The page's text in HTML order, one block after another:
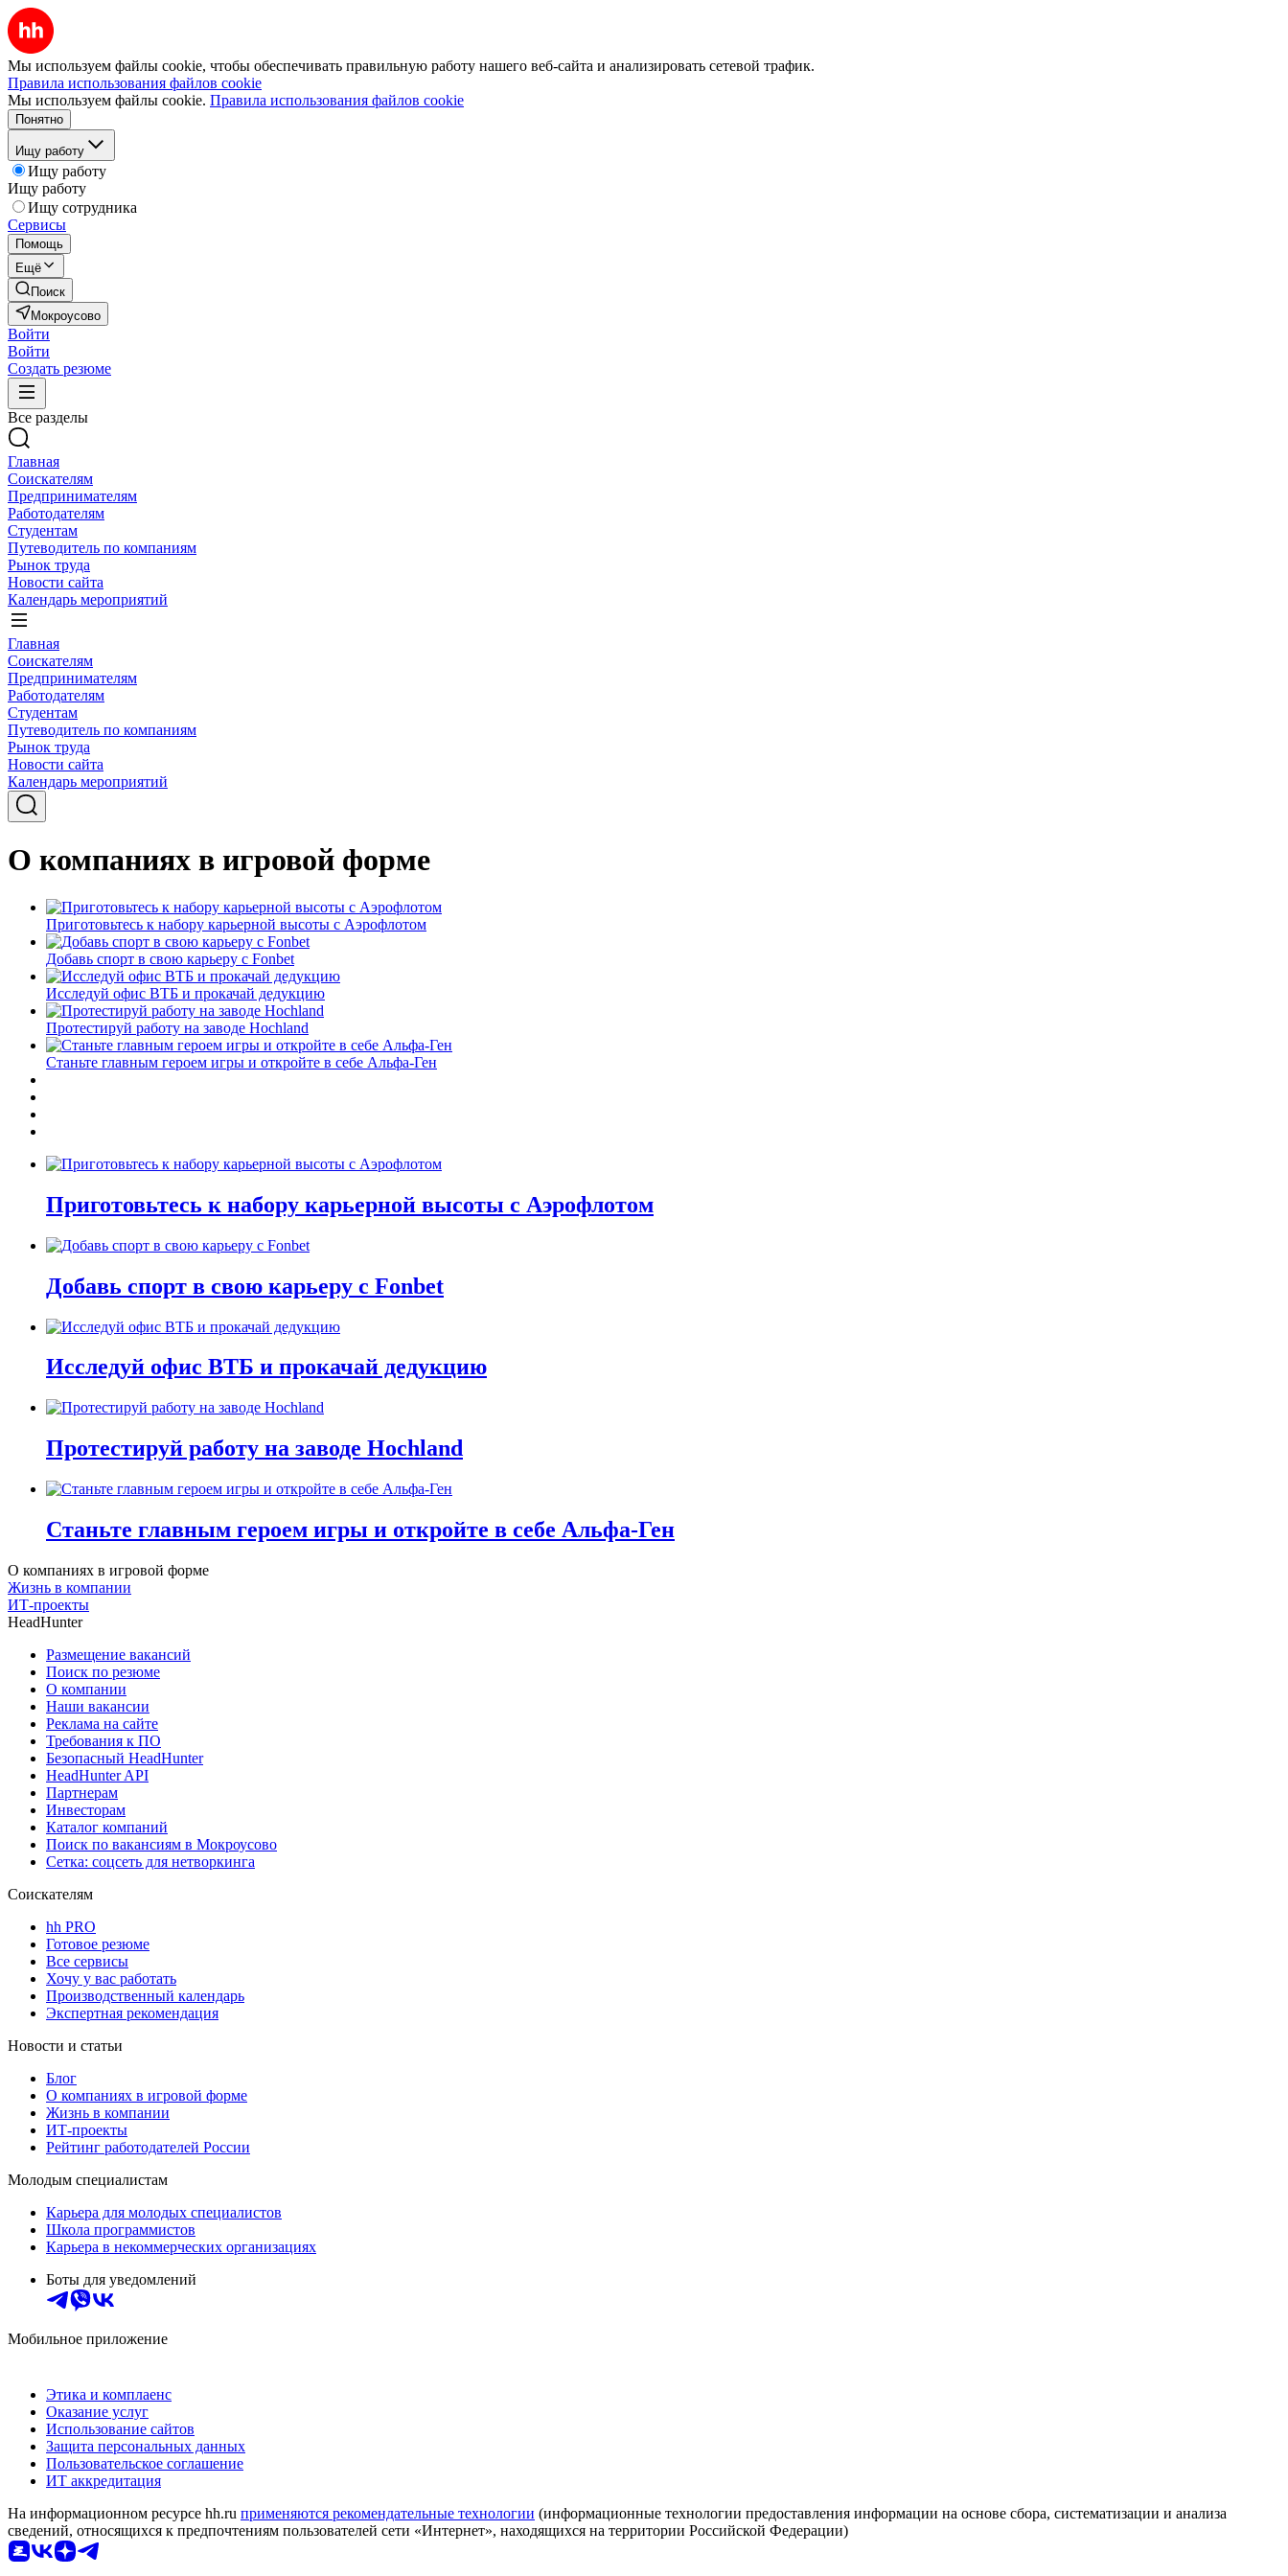
Мы используем файлы cookie, чтобы обеспечивать правильную работу нашего веб-сайта и анализировать сетевой трафик.
Правила использования файлов cookie
Мы используем файлы cookie. Правила использования файлов cookie
Понятно
Ищу работу
Ищу работу
Ищу работу
Ищу сотрудника
Сервисы
Помощь
Ещё
Поиск
Мокроусово
Войти
Войти
Создать резюме
Все разделы
Главная
Соискателям
Предпринимателям
Работодателям
Студентам
Путеводитель по компаниям
Рынок труда
Новости сайта
Календарь мероприятий
Главная
Соискателям
Предпринимателям
Работодателям
Студентам
Путеводитель по компаниям
Рынок труда
Новости сайта
Календарь мероприятий
О компаниях в игровой форме
Приготовьтесь к набору карьерной высоты с Аэрофлотом
Добавь спорт в свою карьеру с Fonbet
Исследуй офис ВТБ и прокачай дедукцию
Протестируй работу на заводе Hochland
Станьте главным героем игры и откройте в себе Альфа-Ген
Приготовьтесь к набору карьерной высоты с Аэрофлотом
Добавь спорт в свою карьеру с Fonbet
Исследуй офис ВТБ и прокачай дедукцию
Протестируй работу на заводе Hochland
Станьте главным героем игры и откройте в себе Альфа-Ген
О компаниях в игровой форме
Жизнь в компании
ИТ-проекты
HeadHunter
Размещение вакансий
Поиск по резюме
О компании
Наши вакансии
Реклама на сайте
Требования к ПО
Безопасный HeadHunter
HeadHunter API
Партнерам
Инвесторам
Каталог компаний
Поиск по вакансиям в Мокроусово
Сетка: соцсеть для нетворкинга
Соискателям
hh PRO
Готовое резюме
Все сервисы
Хочу у вас работать
Производственный календарь
Экспертная рекомендация
Новости и статьи
Блог
О компаниях в игровой форме
Жизнь в компании
ИТ-проекты
Рейтинг работодателей России
Молодым специалистам
Карьера для молодых специалистов
Школа программистов
Карьера в некоммерческих организациях
Боты для уведомлений
Мобильное приложение
Этика и комплаенс
Оказание услуг
Использование сайтов
Защита персональных данных
Пользовательское соглашение
ИТ аккредитация
На информационном ресурсе hh.ru применяются рекомендательные технологии (информационные технологии предоставления информации на основе сбора, систематизации и анализа
сведений, относящихся к предпочтениям пользователей сети «Интернет», находящихся на территории Российской Федерации)